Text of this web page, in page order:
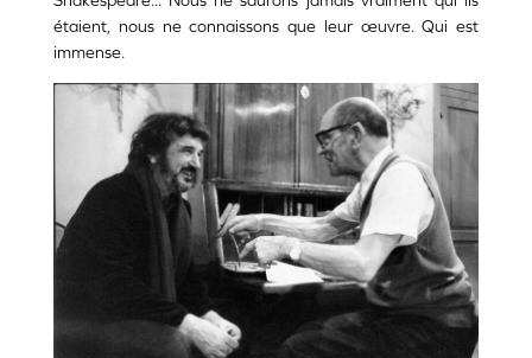
étaient, nous ne connaissons que leur œuvre. Qui est
immense.